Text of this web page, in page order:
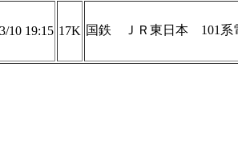
10 19:15 17K 国鉄 ＪＲ東日本 101